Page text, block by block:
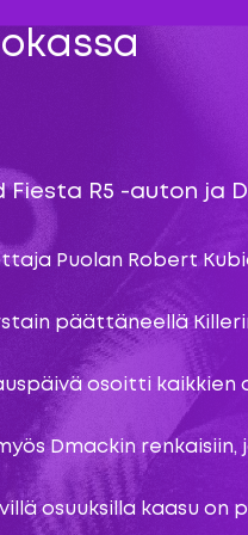
R5 -auton ja
Puolan Robert
päättäneellä
osoitti kaikkien
Dmackin
osuuksilla kaasu on